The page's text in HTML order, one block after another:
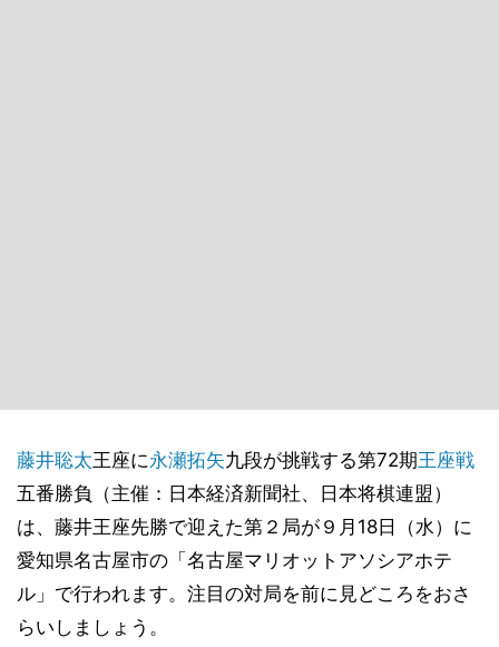
藤井聡太王座に永瀬拓矢九段が挑戦する第72期王座戦
五番勝負（主催：日本経済新聞社、日本将棋連盟）
は、藤井王座先勝で迎えた第２局が９月18日（水）に
愛知県名古屋市の「名古屋マリオットアソシアホテ
ル」で行われます。注目の対局を前に見どころをおさ
らいしましょう。